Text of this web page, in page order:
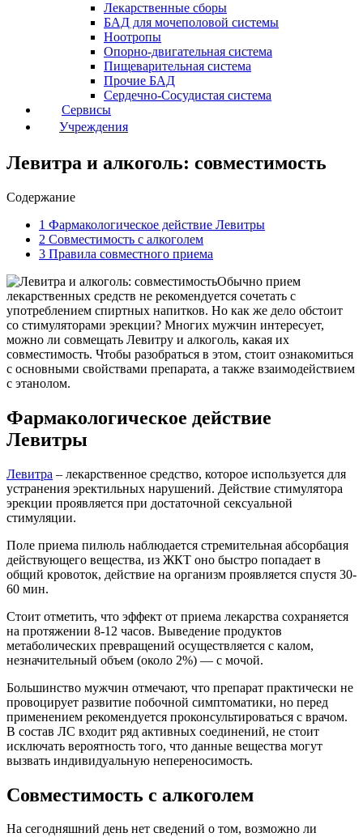
Лекарственные сборы
БАД для мочеполовой системы
Ноотропы
Опорно-двигательная система
Пищеварительная система
Прочие БАД
Сердечно-Сосудистая система
Сервисы
Учреждения
Левитра и алкоголь: совместимость
Содержание
1 Фармакологическое действие Левитры
2 Совместимость с алкоголем
3 Правила совместного приема
Обычно прием
лекарственных средств не рекомендуется сочетать с
употреблением спиртных напитков. Но как же дело обстоит
со стимуляторами эрекции? Многих мужчин интересует,
можно ли совмещать Левитру и алкоголь, какая их
совместимость. Чтобы разобраться в этом, стоит ознакомиться
с основными свойствами препарата, а также взаимодействием
с этанолом.
Фармакологическое действие
Левитры
Левитра – лекарственное средство, которое используется для
устранения эректильных нарушений. Действие стимулятора
эрекции проявляется при достаточной сексуальной
стимуляции.
Поле приема пилюль наблюдается стремительная абсорбация
действующего вещества, из ЖКТ оно быстро попадает в
общий кровоток, действие на организм проявляется спустя 30-
60 мин.
Стоит отметить, что эффект от приема лекарства сохраняется
на протяжении 8-12 часов. Выведение продуктов
метаболических превращений осуществляется с калом,
незначительный объем (около 2%) — с мочой.
Большинство мужчин отмечают, что препарат практически не
провоцирует развитие побочной симптоматики, но перед
применением рекомендуется проконсультироваться с врачом.
В состав ЛС входит ряд активных соединений, не стоит
исключать вероятность того, что данные вещества могут
вызвать индивидуальную непереносимость.
Совместимость с алкоголем
На сегодняшний день нет сведений о том, возможно ли